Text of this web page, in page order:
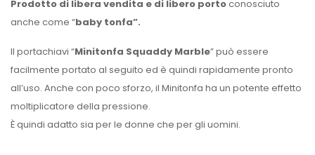
Prodotto di libera vendita e di libero portoconosciuto
anche come “baby tonfa”.
Il portachiavi “Minitonfa Squaddy Marble” può essere
facilmente portato al seguito ed è quindi rapidamente pronto
all’uso. Anche con poco sforzo, il Minitonfa ha un potente effetto
moltiplicatore della pressione.
È quindi adatto sia per le donne che per gli uomini.